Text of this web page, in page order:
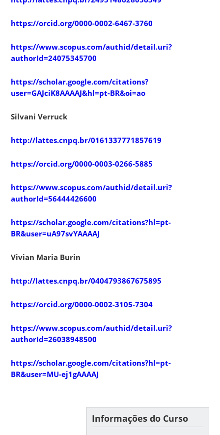
https://orcid.org/0000-0002-6467-3760
https://www.scopus.com/authid/detail.uri?
authorId=24075345700
https://scholar.google.com/citations?
user=GAJciK8AAAAJ&hl=pt-BR&oi=ao
Silvani Verruck
http://lattes.cnpq.br/0161337771857619
https://orcid.org/0000-0003-0266-5885
https://www.scopus.com/authid/detail.uri?
authorId=56444426600
https://scholar.google.com/citations?hl=pt-
BR&user=uA97svYAAAAJ
Vivian Maria Burin
http://lattes.cnpq.br/0404793867675895
https://orcid.org/0000-0002-3105-7304
https://www.scopus.com/authid/detail.uri?
authorId=26038948500
https://scholar.google.com/citations?hl=pt-
BR&user=MU-ej1gAAAAJ
Informações do Curso